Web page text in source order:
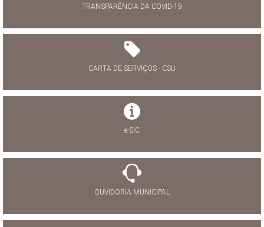
TRANSPARÊNCIA DA COVID-19
CARTA DE SERVIÇOS - CSU
e-SIC
OUVIDORIA MUNICIPAL